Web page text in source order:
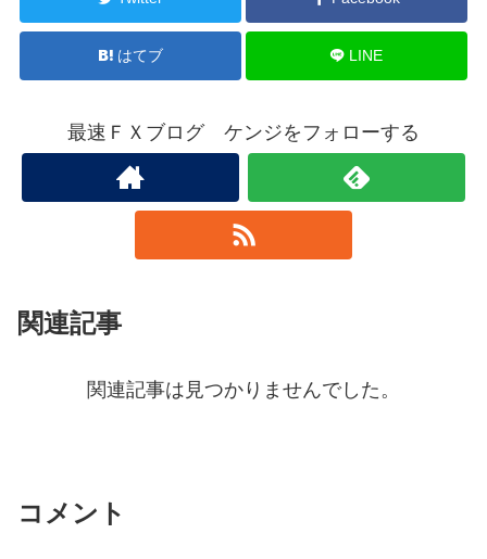
はてブ LINE
最速ＦＸブログ ケンジをフォローする
関連記事
関連記事は見つかりませんでした。
コメント